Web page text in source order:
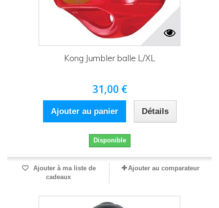
Kong Jumbler balle L/XL
31,00 €
Ajouter au panier Détails
Disponible
Ajouter à ma liste de
cadeaux
Ajouter au comparateur